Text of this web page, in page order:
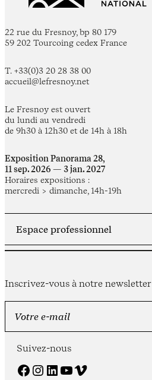
22 rue du Fresnoy, bp 80 179
59 202 Tourcoing cedex France
T. +33(0)3 20 28 38 00
accueil@lefresnoy.net
Le Fresnoy est ouvert
du lundi au vendredi
de 9h30 à 12h30 et de 14h à 18h
Exposition Panorama 28,
11 sep. 2026 — 3 jan. 2027
Horaires expositions :
mercredi > dimanche, 14h-19h
Inscrivez-vous à notre newsletter
Suivez-nous
Facebook Instagram LinkedIn YouTube Vimeo